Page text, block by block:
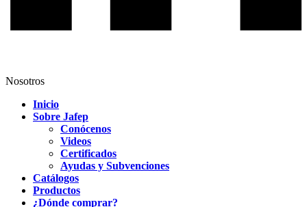
Nosotros
Inicio
Sobre Jafep
Conócenos
Videos
Certificados
Ayudas y Subvenciones
Catálogos
Productos
¿Dónde comprar?